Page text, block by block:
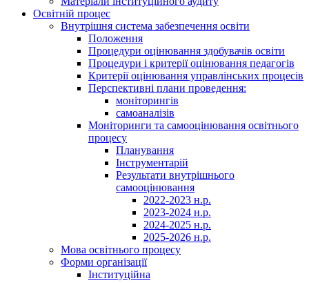
Освітній процес
Внутрішня система забезпечення освіти
Положення
Процедури оцінювання здобувачів освіти
Процедури і критерії оцінювання педагогів
Критерії оцінювання управлінських процесів
Перспективні плани проведення:
моніторингів
самоаналізів
Моніторинги та самооцінювання освітнього
процесу
Планування
Інструментарій
Результати внутрішнього
самооцінювання
2022-2023 н.р.
2023-2024 н.р.
2024-2025 н.р.
2025-2026 н.р.
Мова освітнього процесу
Форми організації
Інституційна